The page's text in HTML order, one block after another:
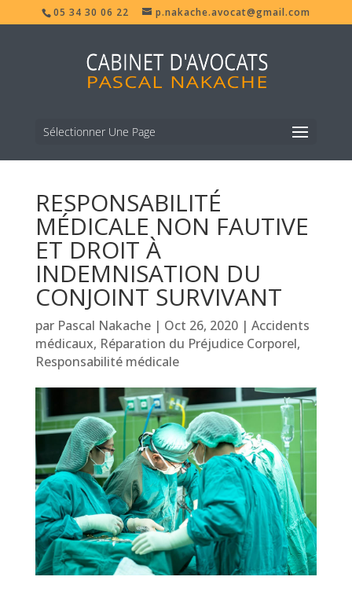
05 34 30 06 22 p.nakache.avocat@gmail.com
Sélectionner Une Page
RESPONSABILITÉ
MÉDICALE NON FAUTIVE
ET DROIT À
INDEMNISATION DU
CONJOINT SURVIVANT
par Pascal Nakache| Oct 26, 2020| Accidents
médicaux, Réparation du Préjudice Corporel,
Responsabilité médicale